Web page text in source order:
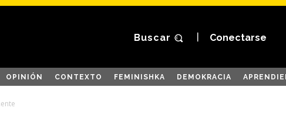
Buscar Conectarse
OPINIÓN CONTEXTO FEMINISHKA DEMOKRACIA